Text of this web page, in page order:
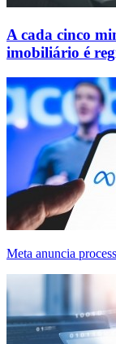
A cada cinco
imobiliário é
Meta anuncia